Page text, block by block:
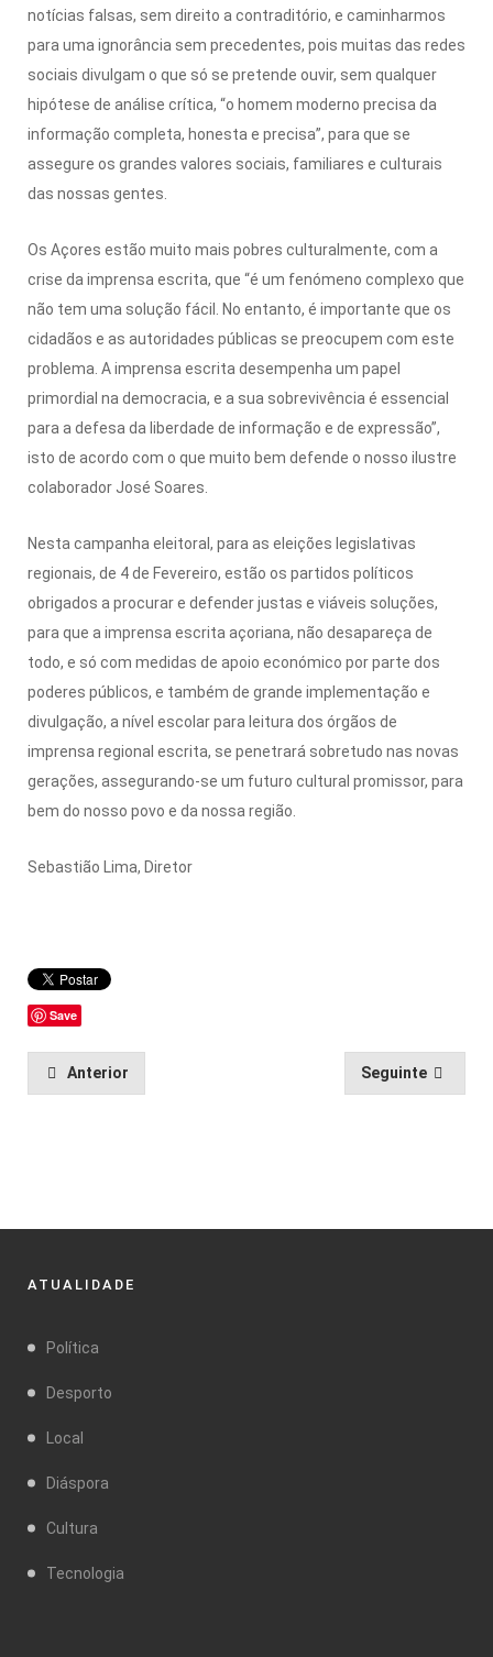
notícias falsas, sem direito a contraditório, e caminharmos
para uma ignorância sem precedentes, pois muitas das redes
sociais divulgam o que só se pretende ouvir, sem qualquer
hipótese de análise crítica, “o homem moderno precisa da
informação completa, honesta e precisa”, para que se
assegure os grandes valores sociais, familiares e culturais
das nossas gentes.
Os Açores estão muito mais pobres culturalmente, com a
crise da imprensa escrita, que “é um fenómeno complexo que
não tem uma solução fácil. No entanto, é importante que os
cidadãos e as autoridades públicas se preocupem com este
problema. A imprensa escrita desempenha um papel
primordial na democracia, e a sua sobrevivência é essencial
para a defesa da liberdade de informação e de expressão”,
isto de acordo com o que muito bem defende o nosso ilustre
colaborador José Soares.
Nesta campanha eleitoral, para as eleições legislativas
regionais, de 4 de Fevereiro, estão os partidos políticos
obrigados a procurar e defender justas e viáveis soluções,
para que a imprensa escrita açoriana, não desapareça de
todo, e só com medidas de apoio económico por parte dos
poderes públicos, e também de grande implementação e
divulgação, a nível escolar para leitura dos órgãos de
imprensa regional escrita, se penetrará sobretudo nas novas
gerações, assegurando-se um futuro cultural promissor, para
bem do nosso povo e da nossa região.
Sebastião Lima, Diretor
Save
Anterior Seguinte
ATUALIDADE
Política
Desporto
Local
Diáspora
Cultura
Tecnologia